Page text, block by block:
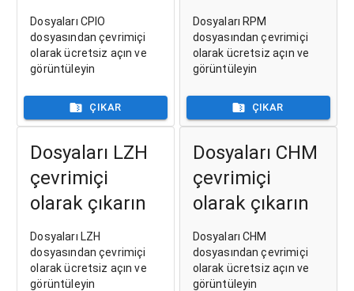
Dosyaları CPIO
dosyasından çevrimiçi
olarak ücretsiz açın ve
görüntüleyin
ÇIKAR
Dosyaları RPM
dosyasından çevrimiçi
olarak ücretsiz açın ve
görüntüleyin
ÇIKAR
Dosyaları LZH
çevrimiçi
olarak çıkarın
Dosyaları LZH
dosyasından çevrimiçi
olarak ücretsiz açın ve
görüntüleyin
Dosyaları CHM
çevrimiçi
olarak çıkarın
Dosyaları CHM
dosyasından çevrimiçi
olarak ücretsiz açın ve
görüntüleyin